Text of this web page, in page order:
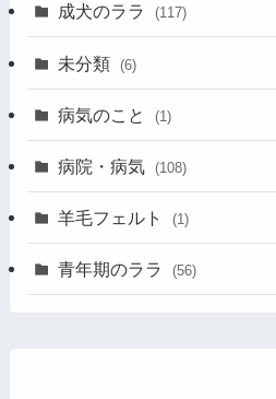
成犬のララ (117)
未分類 (6)
病気のこと (1)
病院・病気 (108)
羊毛フェルト (1)
青年期のララ (56)